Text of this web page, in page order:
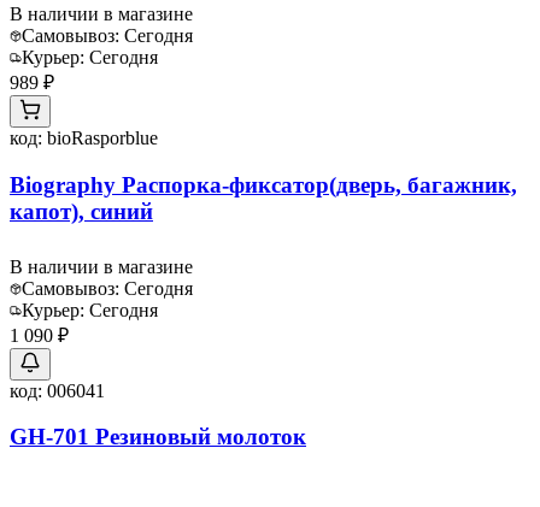
В наличии в магазине
Самовывоз: Сегодня
Курьер: Сегодня
989 ₽
код: bioRasporblue
Biography Распорка-фиксатор(дверь, багажник,
капот), синий
В наличии в магазине
Самовывоз: Сегодня
Курьер: Сегодня
1 090 ₽
код: 006041
GH-701 Резиновый молоток